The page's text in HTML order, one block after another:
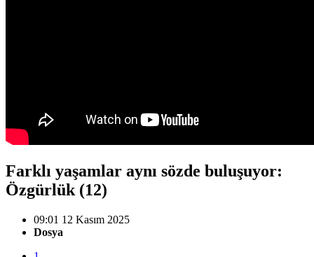
Farklı yaşamlar aynı sözde buluşuyor:
Özgürlük (12)
09:01 12 Kasım 2025
Dosya